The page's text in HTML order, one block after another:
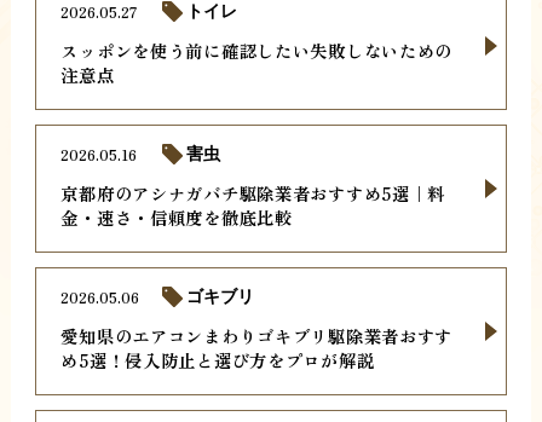
スッポンを使う前に確認したい失敗しないための
注意点
2026.05.27 トイレ
京都府のアシナガバチ駆除業者おすすめ5選｜料
金・速さ・信頼度を徹底比較
2026.05.16 害虫
愛知県のエアコンまわりゴキブリ駆除業者おすす
め5選！侵入防止と選び方をプロが解説
2026.05.06 ゴキブリ